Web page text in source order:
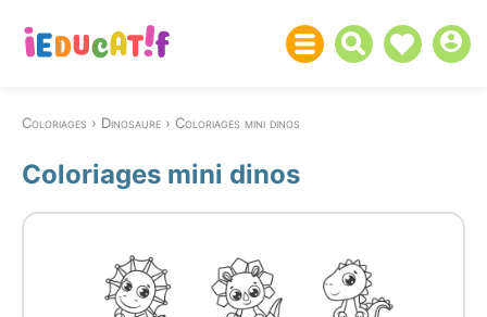
Coloriages Dinosaure Coloriages mini dinos
Coloriages mini dinos